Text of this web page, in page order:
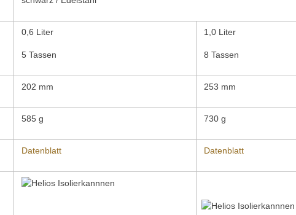
0,6 Liter
5 Tassen
1,0 Liter
8 Tassen
202 mm 253 mm
585 g 730 g
Datenblatt Datenblatt